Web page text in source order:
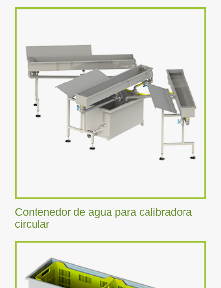
Contenedor de agua para calibradora
circular